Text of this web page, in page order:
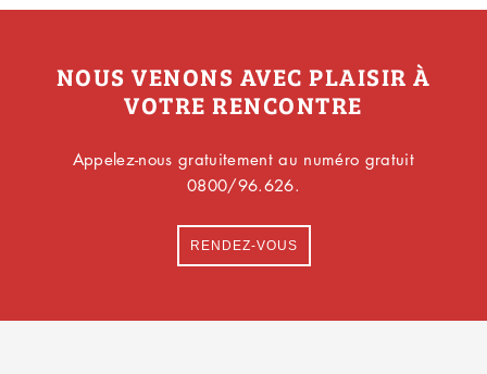
NOUS VENONS AVEC PLAISIR À
VOTRE RENCONTRE
Appelez-nous gratuitement au numéro gratuit
0800/96.626.
RENDEZ-VOUS